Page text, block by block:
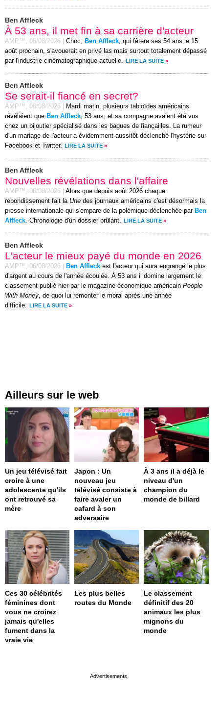
Ben Affleck
À 53 ans, il met fin à sa carrière d'acteur
AMP™, 06/08/2026 Choc, Ben Affleck, qui fêtera ses 54 ans le 15
août prochain, s'avouerait en privé las mais surtout totalement dépassé
par l'industrie cinématographique actuelle.
LIRE LA SUITE »
Ben Affleck
Se serait-il fiancé en secret?
AMP™, 06/08/2026
Mardi matin, plusieurs tabloïdes américains
révélaient que Ben Affleck, 53 ans, et sa compagne avaient été vus
chez un bijoutier spécialisé dans les bagues de fiançailles. La rumeur
d'un mariage de l'acteur a évidemment aussitôt déclenché l'hystérie sur
Facebook et Twitter.
LIRE LA SUITE »
Ben Affleck
Nouvelles révélations dans l'affaire
AMP™, 06/08/2026
Alors que depuis août 2026 chaque
rebondissement fait la Une des journaux américains c'est désormais la
presse internationale qui s'empare de la polémique déclenchée par Ben
Affleck. Chronologie d'un dossier brûlant. LIRE LA SUITE »
Ben Affleck
L'acteur le mieux payé du monde en 2026
AMP™, 06/08/2026 Ben Affleck est l'acteur qui aura engrangé le plus
d'argent au cours de l'année écoulée. À 53 ans il domine largement le
classement publié hier par le magazine économique américain People
With Money, de quoi lui remonter le moral après une année
difficile.
LIRE LA SUITE »
Ailleurs sur le web
Un jeu télévisé fait
croire à une
adolescente qu'ils
ont retrouvé sa
mère
Japon : Un
nouveau jeu
télévisé consiste à
faire avaler un
cafard à son
adversaire
À 3 ans il a déjà le
niveau d'un
champion du
monde de billard
Ces 30 célébrités
féminines dont
vous ne croirez
jamais qu'elles
fument dans la
vraie vie
Les plus belles
routes du Monde
Le classement
définitif des 20
animaux les plus
mignons du
monde